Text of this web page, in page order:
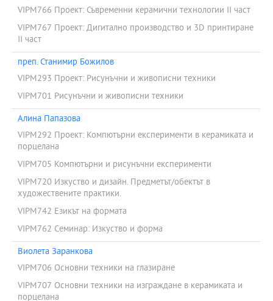
VIPM766 Проект: Съвременни керамични технологии ІІ част
VIPM767 Проект: Дигитално производство и 3D принтиране
ІІ част
преп. Станимир Божилов
VIPM293 Проект: Рисунъчни и живописни техники
VIPM701 Рисунъчни и живописни техники
Алина Папазова
VIPM292 Проект: Компютърни експерименти в керамиката и
порцелана
VIPM705 Компютърни и рисунъчни експерименти
VIPM720 Изкуство и дизайн. Предметът/обектът в
художествените практики.
VIPM742 Езикът на формата
VIPM762 Семинар: Изкуство и форма
Виолета Заранкова
VIPM706 Основни техники на глазиране
VIPM707 Основни техники на изграждане в керамиката и
порцелана